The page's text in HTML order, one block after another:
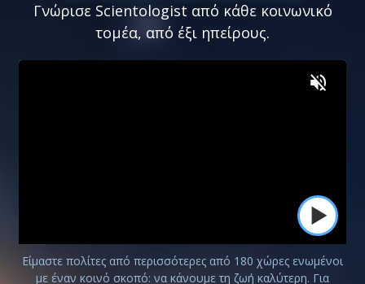
Γνώρισε Scientologist από κάθε κοινωνικό
τομέα, από έξι ηπείρους.
Είμαστε πολίτες από περισσότερες από 180 χώρες ενωμένοι
με έναν κοινό σκοπό: να κάνουμε τη ζωή καλύτερη. Για